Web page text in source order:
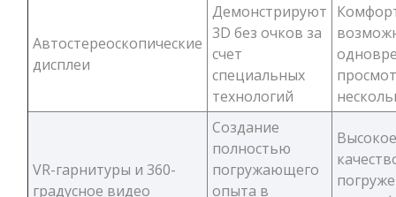
Автостереоскопические
дисплеи
Демонстрируют
3D без очков за
счет
специальных
технологий
VR-гарнитуры и 360-
градусное видео
Создание
полностью
погружающего
опыта в
Высокое